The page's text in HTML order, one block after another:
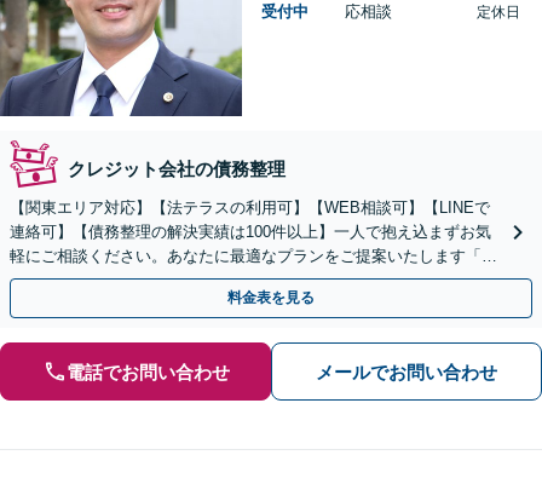
受付中
応相談
定休日
クレジット会社の債務整理
【関東エリア対応】【法テラスの利用可】【WEB相談可】【LINEで
連絡可】【債務整理の解決実績は100件以上】一人で抱え込まずお気
軽にご相談ください。あなたに最適なプランをご提案いたします「法
人破産にも強い弁護士」【休日・夜間対応】
料金表を見る
電話でお問い合わせ メールでお問い合わせ